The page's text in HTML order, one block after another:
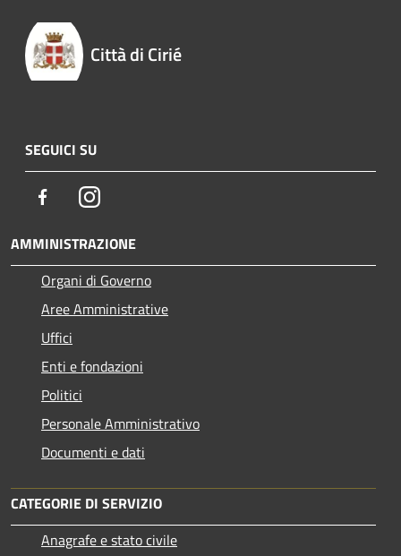
Città di Cirié
SEGUICI SU
FacebookInstagram
AMMINISTRAZIONE
Organi di Governo
Aree Amministrative
Uffici
Enti e fondazioni
Politici
Personale Amministrativo
Documenti e dati
CATEGORIE DI SERVIZIO
Anagrafe e stato civile